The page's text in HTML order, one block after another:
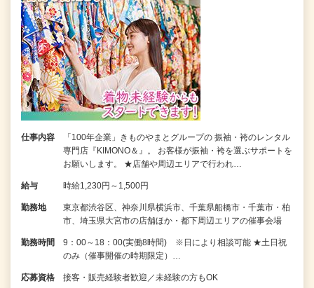
仕事内容
「100年企業」きものやまとグループの 振袖・袴のレンタル
専門店『KIMONO＆』。 お客様が振袖・袴を選ぶサポートを
お願いします。 ★店舗や周辺エリアで行われ…
給与 時給1,230円～1,500円
勤務地
東京都渋谷区、神奈川県横浜市、千葉県船橋市・千葉市・柏
市、埼玉県大宮市の店舗ほか・都下周辺エリアの催事会場
勤務時間
9：00～18：00(実働8時間) ※日により相談可能 ★土日祝
のみ（催事開催の時期限定）…
応募資格 接客・販売経験者歓迎／未経験の方もOK